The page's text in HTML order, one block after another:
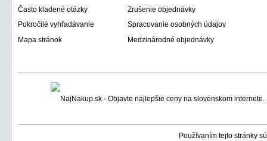
Často kladené otázky
Zrušenie objednávky
Pokročilé vyhľadávanie
Spracovanie osobných údajov
Mapa stránok
Medzinárodné objednávky
Používaním tejto stránky